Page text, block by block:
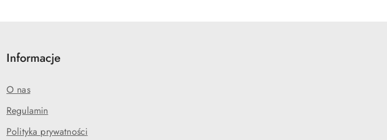
Informacje
O nas
Regulamin
Polityka prywatności